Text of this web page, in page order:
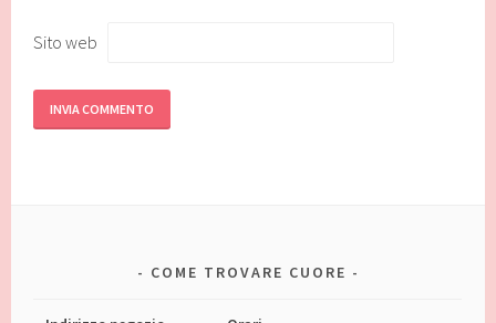
Sito web
COME TROVARE CUORE